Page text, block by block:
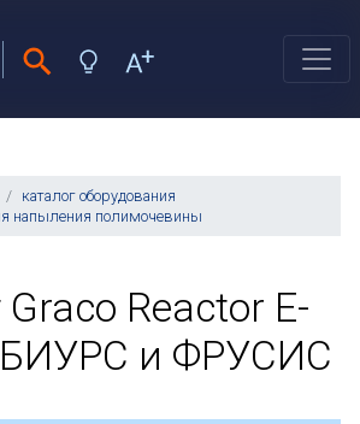
каталог оборудования
напыления полимочевины
Reactor E-
БИУРС и ФРУСИС